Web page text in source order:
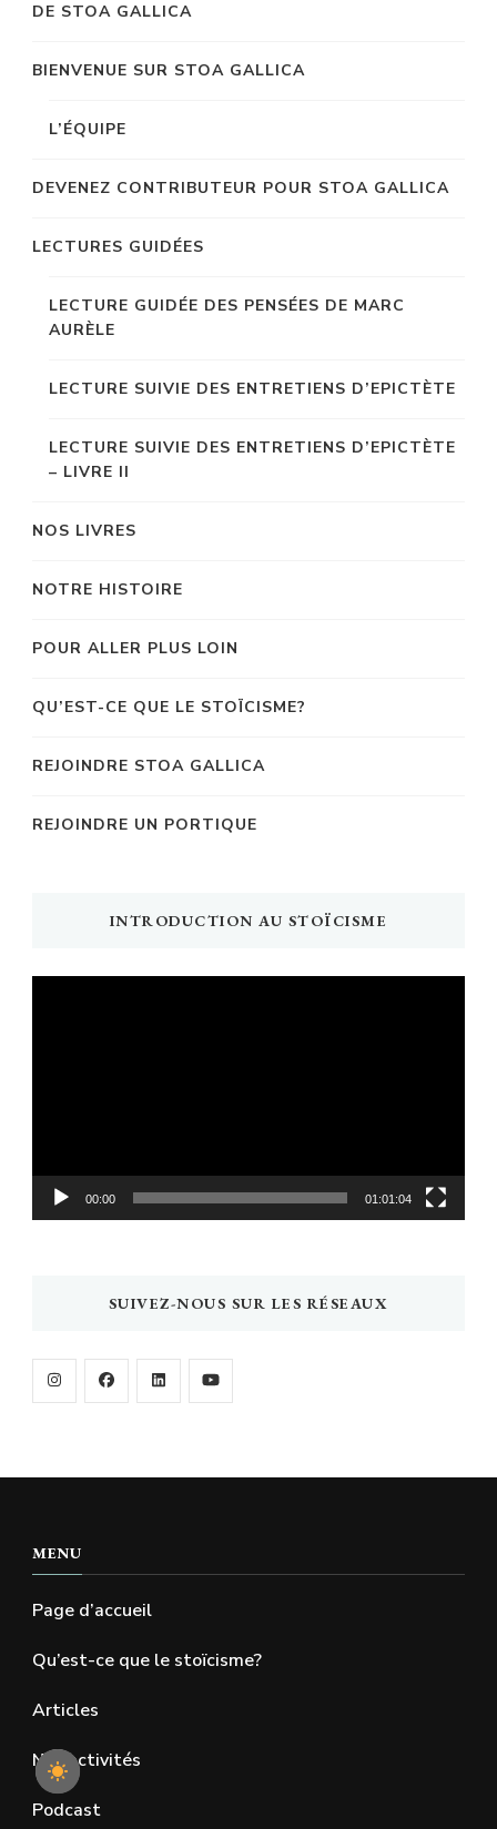
DE STOA GALLICA
BIENVENUE SUR STOA GALLICA
L’ÉQUIPE
DEVENEZ CONTRIBUTEUR POUR STOA GALLICA
LECTURES GUIDÉES
LECTURE GUIDÉE DES PENSÉES DE MARC
AURÈLE
LECTURE SUIVIE DES ENTRETIENS D’EPICTÈTE
LECTURE SUIVIE DES ENTRETIENS D’EPICTÈTE
– LIVRE II
NOS LIVRES
NOTRE HISTOIRE
POUR ALLER PLUS LOIN
QU’EST-CE QUE LE STOÏCISME?
REJOINDRE STOA GALLICA
REJOINDRE UN PORTIQUE
INTRODUCTION AU STOÏCISME
00:00 01:01:04
SUIVEZ-NOUS SUR LES RÉSEAUX
MENU
Page d’accueil
Qu’est-ce que le stoïcisme?
Articles
Nos activités
Podcast